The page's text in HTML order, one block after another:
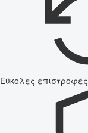
Εύκολες επιστροφές